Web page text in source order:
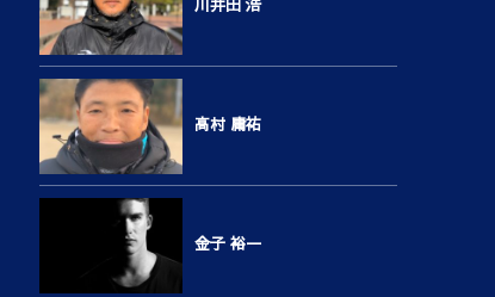
高村 庸祐
金子 裕一